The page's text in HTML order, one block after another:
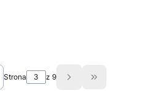
strony z produktami
Strona z 9 Przejdź do